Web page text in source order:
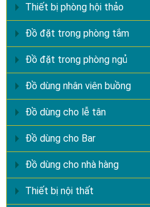
Thiết bị phòng hội thảo
Đồ đặt trong phòng tắm
Đồ đặt trong phòng ngủ
Đồ dùng nhân viên buồng
Đồ dùng cho lễ tân
Đồ dùng cho Bar
Đồ dùng cho nhà hàng
Thiết bị nội thất